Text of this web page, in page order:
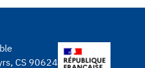
CS 90624